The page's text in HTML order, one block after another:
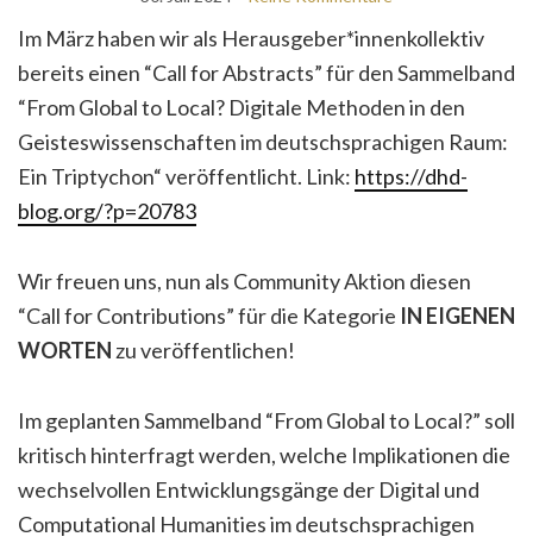
Im März haben wir als Herausgeber*innenkollektiv
bereits einen “Call for Abstracts” für den Sammelband
“From Global to Local? Digitale Methoden in den
Geisteswissenschaften im deutschsprachigen Raum:
Ein Triptychon“ veröffentlicht. Link: https://dhd-
blog.org/?p=20783
Wir freuen uns, nun als Community Aktion diesen
“Call for Contributions” für die Kategorie IN EIGENEN
WORTEN zu veröffentlichen!
Im geplanten Sammelband “From Global to Local?” soll
kritisch hinterfragt werden, welche Implikationen die
wechselvollen Entwicklungsgänge der Digital und
Computational Humanities im deutschsprachigen